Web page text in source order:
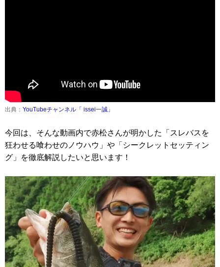
出典： YouTubeチャンネル「 issei一誠」
今回は、そんな動画内で赤松さんが明かした「スレバスを
狂わせる喰わせのノウハウ」や「シークレットセッティン
グ」を徹底解説したいと思います！